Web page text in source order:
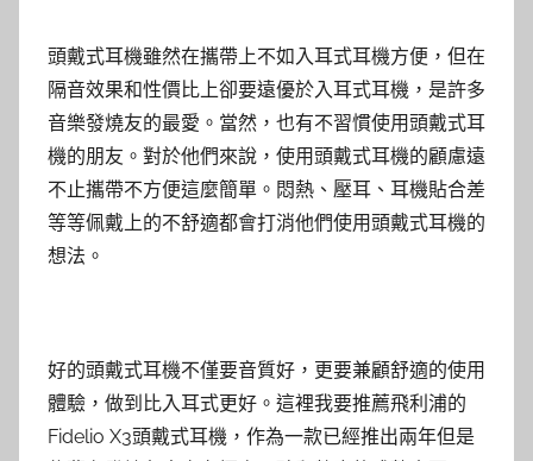
頭戴式耳機雖然在攜帶上不如入耳式耳機方便，但在
隔音效果和性價比上卻要遠優於入耳式耳機，是許多
音樂發燒友的最愛。當然，也有不習慣使用頭戴式耳
機的朋友。對於他們來說，使用頭戴式耳機的顧慮遠
不止攜帶不方便這麼簡單。悶熱、壓耳、耳機貼合差
等等佩戴上的不舒適都會打消他們使用頭戴式耳機的
想法。
好的頭戴式耳機不僅要音質好，更要兼顧舒適的使用
體驗，做到比入耳式更好。這裡我要推薦飛利浦的
Fidelio X3頭戴式耳機，作為一款已經推出兩年但是